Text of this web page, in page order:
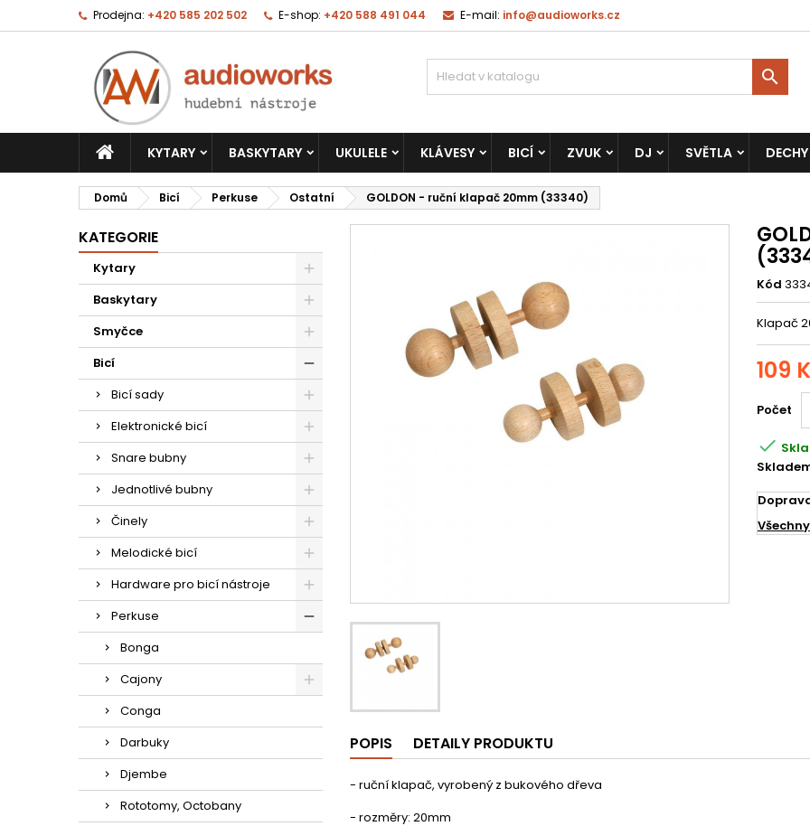
Prodejna: +420 585 202 502 E-shop: +420 588 491 044 E-mail: info@audioworks.cz

KYTARY BASKYTARY UKULELE KLÁVESY BICÍ ZVUK DJ SVĚTLA DECHY
Domů Bicí Perkuse Ostatní GOLDON - ruční klapač 20mm (33340)
KATEGORIE
Kytary
Baskytary
Smyčce
Bicí
Bicí sady
Elektronické bicí
Snare bubny
Jednotlivé bubny
Činely
Melodické bicí
Hardware pro bicí nástroje
Perkuse
Bonga
Cajony
Conga
Darbuky
Djembe
Rototomy, Octobany
Kód
Klapač
109
Počet

POPIS DETAILY PRODUKTU
- ruční klapač, vyrobený z bukového dřeva
- rozměry: 20mm